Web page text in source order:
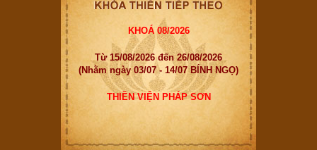
KHOÁ 08/2026
Từ 15/08/2026 đến 26/08/2026
(Nhằm ngày 03/07 - 14/07 BÍNH NGỌ)
THIỀN VIỆN PHÁP SƠN